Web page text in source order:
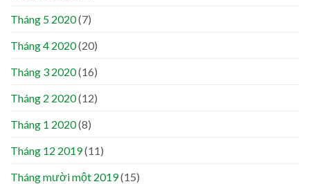
Tháng 5 2020(7)
Tháng 4 2020(20)
Tháng 3 2020(16)
Tháng 2 2020(12)
Tháng 1 2020(8)
Tháng 12 2019(11)
Tháng mười một 2019(15)